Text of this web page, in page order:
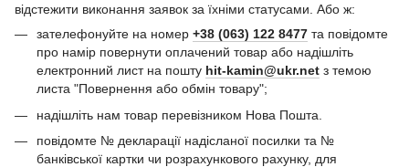
відстежити виконання заявок за їхніми статусами. Або ж:
зателефонуйте на номер +38 (063) 122 8477 та повідомте
про намір повернути оплачений товар або надішліть
електронний лист на пошту hit-kamin@ukr.net з темою
листа "Повернення або обмін товару";
надішліть нам товар перевізником Нова Пошта.
повідомте № декларації надісланої посилки та №
банківської картки чи розрахункового рахунку, для